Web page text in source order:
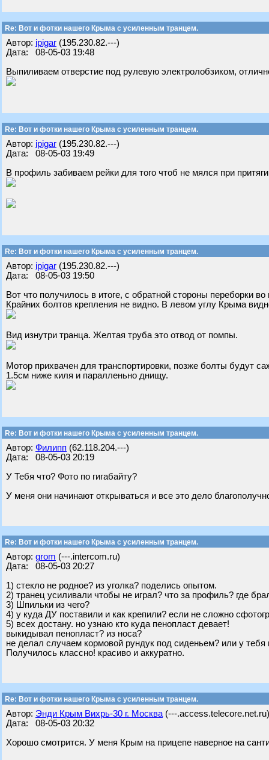
Re: Вот и фотки нашего Крыма с усиленным транцем.
Автор: ipigar (195.230.82.---)
Дата: 08-05-03 19:48
Выпиливаем отверстие под рулевую электролобзиком,
Re: Вот и фотки нашего Крыма с усиленным транцем.
Автор: ipigar (195.230.82.---)
Дата: 08-05-03 19:49
В профиль забиваем рейки для того чтоб не мялся при
Re: Вот и фотки нашего Крыма с усиленным транцем.
Автор: ipigar (195.230.82.---)
Дата: 08-05-03 19:50
Вот что получилось в итоге, с обратной стороны переборки
Крайних болтов крепления не видно. В левом углу Крыма
Вид изнутри транца. Желтая труба это отвод от помпы.
Мотор прихвачен для транспортировки, позже болты будут
1.5см ниже киля и паралленьно днищу.
Re: Вот и фотки нашего Крыма с усиленным транцем.
Автор: Филипп (62.118.204.---)
Дата: 08-05-03 20:19
У Тебя что? Фото по гигабайту?
У меня они начинают открываться и все это дело
Re: Вот и фотки нашего Крыма с усиленным транцем.
Автор: grom (---.intercom.ru)
Дата: 08-05-03 20:27
1) стекло не родное? из уголка? поделись опытом.
2) транец усиливали чтобы не играл? что за профиль? где
3) Шпильки из чего?
4) у куда ДУ поставили и как крепили? если не сложно
5) всех достану. но узнаю кто куда пенопласт девает!
выкидывал пенопласт? из носа?
не делал случаем кормовой рундук под сиденьем? или у
Получилось классно! красиво и аккуратно.
Re: Вот и фотки нашего Крыма с усиленным транцем.
Автор: Энди Крым Вихрь-30 г. Москва (---.access.telecore.net.ru)
Дата: 08-05-03 20:32
Хорошо смотрится. У меня Крым на прицепе наверное на